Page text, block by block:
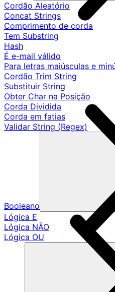
Cordão Aleatório
Concat Strings
Comprimento de corda
Tem Substring
Hash
É e-mail válido
Para letras maiúsculas e
Cordão Trim String
Substituir String
Obter Char na Posição
Corda Dividida
Corda em fatias
Validar String (Regex)
Booleano
Lógica E
Lógica NÃO
Lógica OU